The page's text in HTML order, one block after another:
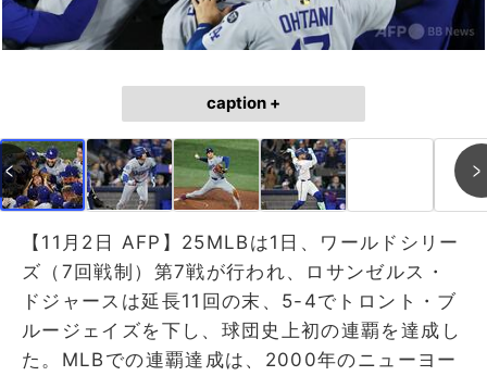
caption +
【11月2日 AFP】25MLBは1日、ワールドシリー
ズ（7回戦制）第7戦が行われ、ロサンゼルス・
ドジャースは延長11回の末、5-4でトロント・ブ
ルージェイズを下し、球団史上初の連覇を達成し
た。MLBでの連覇達成は、2000年のニューヨー